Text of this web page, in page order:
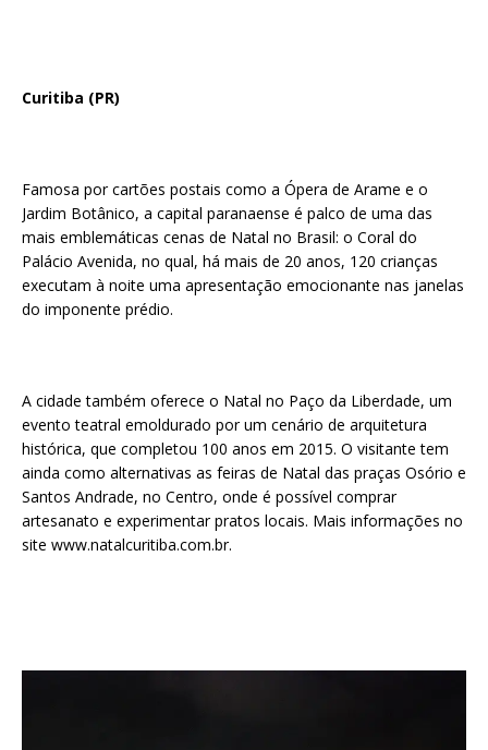
Curitiba (PR)
Famosa por cartões postais como a Ópera de Arame e o
Jardim Botânico, a capital paranaense é palco de uma das
mais emblemáticas cenas de Natal no Brasil: o Coral do
Palácio Avenida, no qual, há mais de 20 anos, 120 crianças
executam à noite uma apresentação emocionante nas janelas
do imponente prédio.
A cidade também oferece o Natal no Paço da Liberdade, um
evento teatral emoldurado por um cenário de arquitetura
histórica, que completou 100 anos em 2015. O visitante tem
ainda como alternativas as feiras de Natal das praças Osório e
Santos Andrade, no Centro, onde é possível comprar
artesanato e experimentar pratos locais. Mais informações no
site www.natalcuritiba.com.br.